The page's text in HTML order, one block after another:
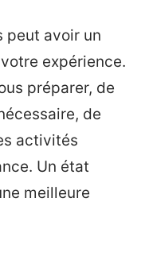
peut avoir un
expérience.
préparer, de
de
activités
Un état
meilleure